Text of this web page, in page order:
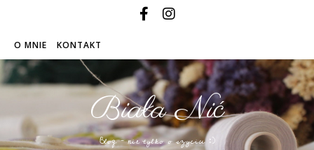
O MNIE KONTAKT
Biała Nić
Blog – nie tylko o szyciu :)